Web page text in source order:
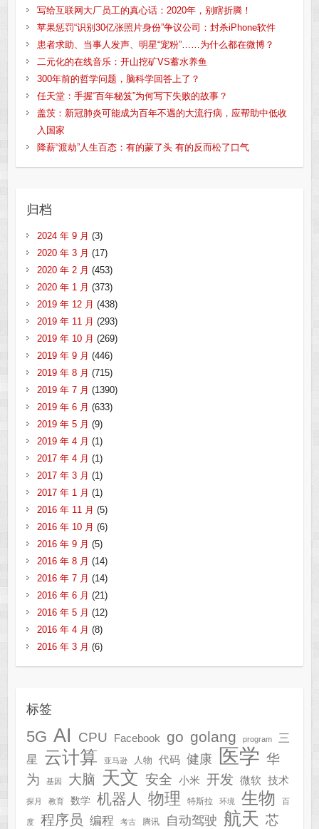
写给互联网大厂员工的真心话：2020年，别瞎折腾！
苹果惩罚“识别30亿张照片身份”争议公司：封杀iPhone软件
患者求助、当事人发声、明星“宠粉”……为什么都在微博？
二元化的在线音乐：开山挖矿VS蓄水养鱼
300年前的哲学问题，脑科学回答上了？
任天堂：手握“百年秘笈”为何写下失败的故事？
盖茨：新冠肺炎可能成为百年不遇的大流行病，应帮助中低收
入国家
降薪“渡劫”人生百态：有的蒙了头 有的反而松了口气
归档
2024 年 9 月 (3)
2020 年 3 月 (17)
2020 年 2 月 (453)
2020 年 1 月 (373)
2019 年 12 月 (438)
2019 年 11 月 (293)
2019 年 10 月 (269)
2019 年 9 月 (446)
2019 年 8 月 (715)
2019 年 7 月 (1390)
2019 年 6 月 (633)
2019 年 5 月 (9)
2019 年 4 月 (1)
2017 年 4 月 (1)
2017 年 3 月 (1)
2017 年 1 月 (1)
2016 年 11 月 (5)
2016 年 10 月 (6)
2016 年 9 月 (5)
2016 年 8 月 (14)
2016 年 7 月 (14)
2016 年 6 月 (21)
2016 年 5 月 (12)
2016 年 4 月 (8)
2016 年 3 月 (6)
标签
5G AI CPU Facebook go golang program
三
星
云计算 亚马逊 人物 代码 健康 医学 华
为
基因 大脑 天文 安全 小米 开发 微软 技术
探月 教育 数学 机器人 物理 特斯拉 环境 生物 百
度 程序员 编程 考古 腾讯 自动驾驶 航天 芯